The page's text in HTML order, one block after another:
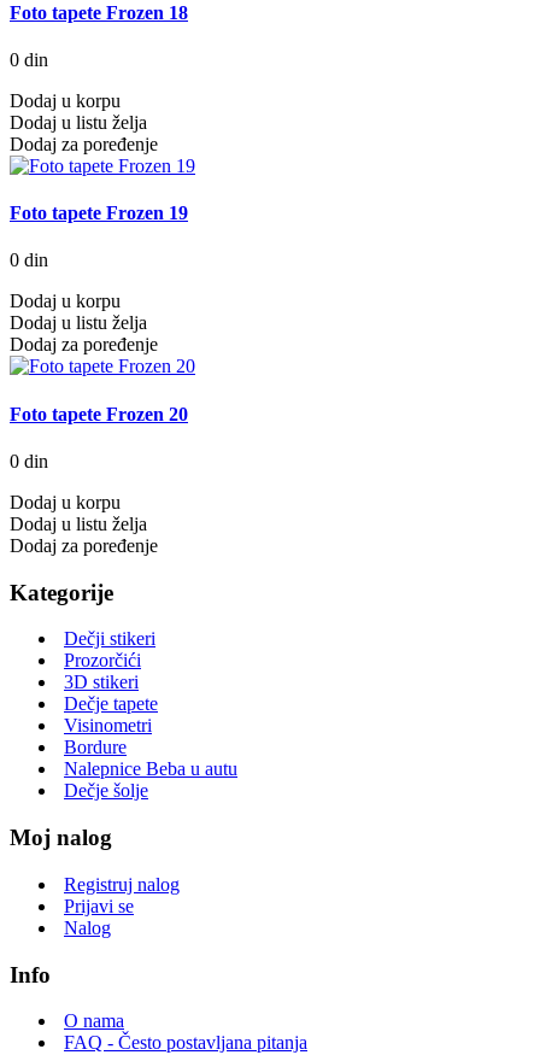
Foto tapete Frozen 18
0 din
Dodaj u korpu
Dodaj u listu želja
Dodaj za poređenje
Foto tapete Frozen 19
0 din
Dodaj u korpu
Dodaj u listu želja
Dodaj za poređenje
Foto tapete Frozen 20
0 din
Dodaj u korpu
Dodaj u listu želja
Dodaj za poređenje
Kategorije
Dečji stikeri
Prozorčići
3D stikeri
Dečje tapete
Visinometri
Bordure
Nalepnice Beba u autu
Dečje šolje
Moj nalog
Registruj nalog
Prijavi se
Nalog
Info
O nama
FAQ - Često postavljana pitanja